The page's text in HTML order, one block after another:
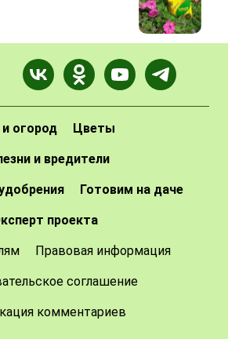
огород Цветы
и вредители
Готовим на даче
проекта
Правовая информация
соглашение
комментариев